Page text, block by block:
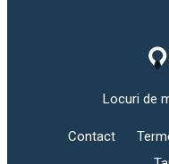
Locuri de
Contact